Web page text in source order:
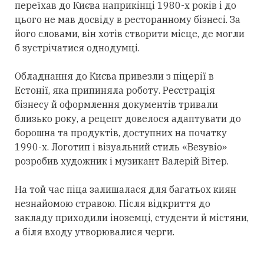
переїхав до Києва наприкінці 1980-х років і до
цього не мав досвіду в ресторанному бізнесі. За
його словами, він хотів створити місце, де могли
б зустрічатися однодумці.
Обладнання до Києва привезли з піцерії в
Естонії, яка припиняла роботу. Реєстрація
бізнесу й оформлення документів тривали
близько року, а рецепт довелося адаптувати до
борошна та продуктів, доступних на початку
1990-х. Логотип і візуальний стиль «Везувіо»
розробив художник і музикант Валерій Вітер.
На той час піца залишалася для багатьох киян
незнайомою стравою. Після відкриття до
закладу приходили іноземці, студенти й містяни,
а біля входу утворювалися черги.